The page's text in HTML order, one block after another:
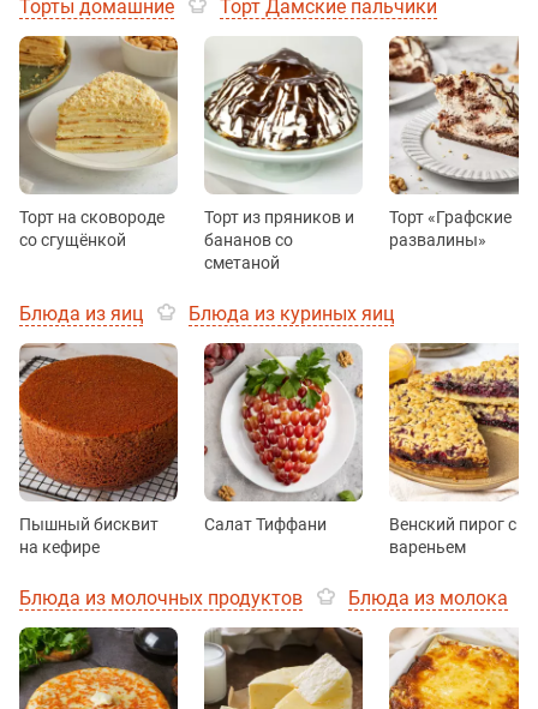
Торты домашние Торт Дамские пальчики
Торт на сковороде
со сгущёнкой
Торт из пряников и
бананов со
сметаной
Торт «Графские
развалины»
Блюда из яиц Блюда из куриных яиц
Пышный бисквит
на кефире
Салат Тиффани
Венский пирог с
вареньем
Блюда из молочных продуктов Блюда из молока